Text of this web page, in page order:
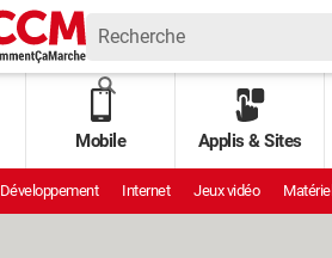
Mobile Applis & Sites
Développement Internet Jeux vidéo Matériel